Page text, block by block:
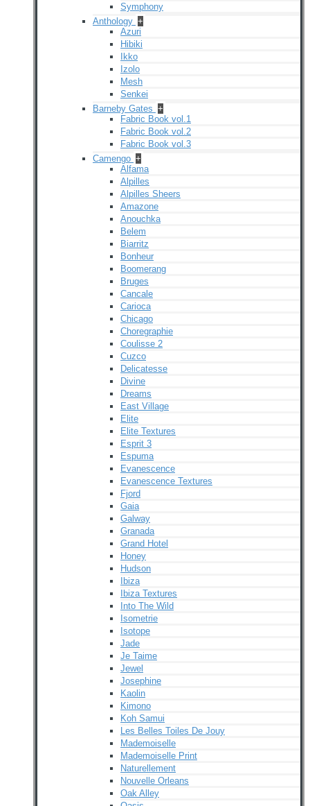
Symphony
Anthology +
Azuri
Hibiki
Ikko
Izolo
Mesh
Senkei
Barneby Gates +
Fabric Book vol.1
Fabric Book vol.2
Fabric Book vol.3
Camengo +
Alfama
Alpilles
Alpilles Sheers
Amazone
Anouchka
Belem
Biarritz
Bonheur
Boomerang
Bruges
Cancale
Carioca
Chicago
Choregraphie
Coulisse 2
Cuzco
Delicatesse
Divine
Dreams
East Village
Elite
Elite Textures
Esprit 3
Espuma
Evanescence
Evanescence Textures
Fjord
Gaia
Galway
Granada
Grand Hotel
Honey
Hudson
Ibiza
Ibiza Textures
Into The Wild
Isometrie
Isotope
Jade
Je Taime
Jewel
Josephine
Kaolin
Kimono
Koh Samui
Les Belles Toiles De Jouy
Mademoiselle
Mademoiselle Print
Naturellement
Nouvelle Orleans
Oak Alley